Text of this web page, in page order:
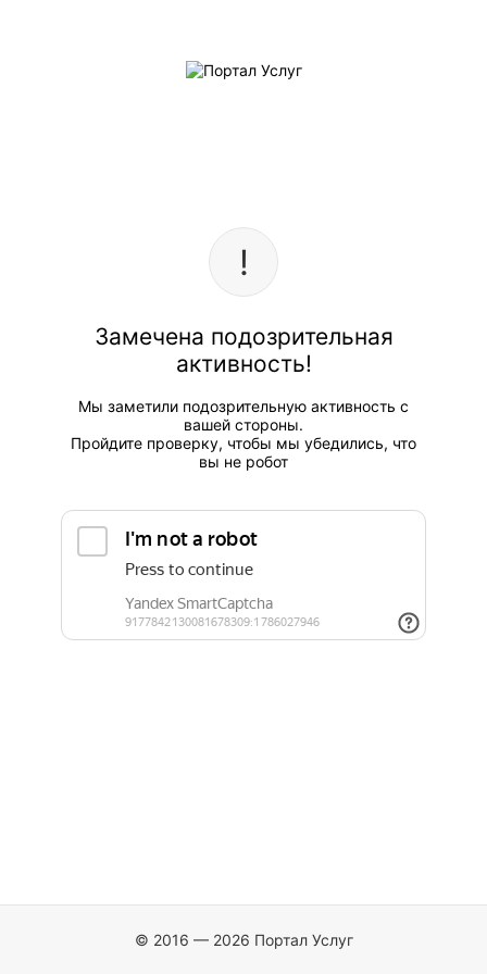
Замечена подозрительная
активность!
Мы заметили подозрительную активность с
вашей стороны.
Пройдите проверку, чтобы мы убедились, что
вы не робот
© 2016 — 2026 Портал Услуг